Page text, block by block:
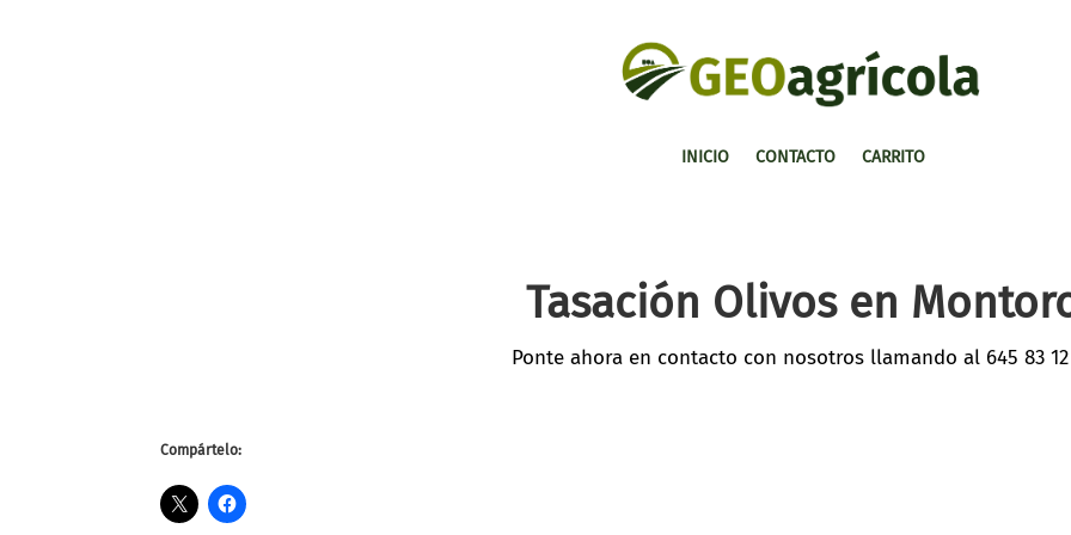
INICIO CONTACTO CARRITO
Tasación Olivos en
Ponte ahora en contacto con nosotros llamando al 645 83
Compártelo: